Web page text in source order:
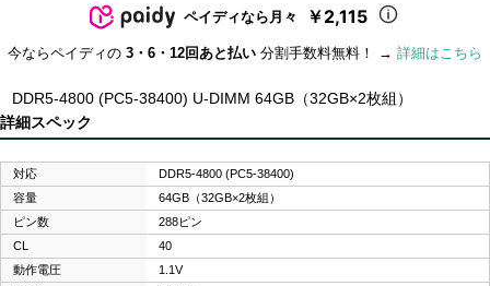
ペイディなら月々 ￥2,115
今ならペイディの 3・6・12回あと払い 分割手数料無料！ → 詳細はこちら
DDR5-4800 (PC5-38400) U-DIMM 64GB（32GB×2枚組）
詳細スペック
対応
DDR5-4800 (PC5-38400)
容量
64GB（32GB×2枚組）
ピン数
288ピン
CL
40
動作電圧
1.1V